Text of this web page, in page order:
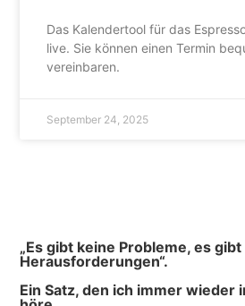
Das Kalendertool für das
live. Sie können einen Termin
vereinbaren.
September 24, 2025
„Es gibt keine Probleme, es
Herausforderungen“.
Ein Satz, den ich immer wieder